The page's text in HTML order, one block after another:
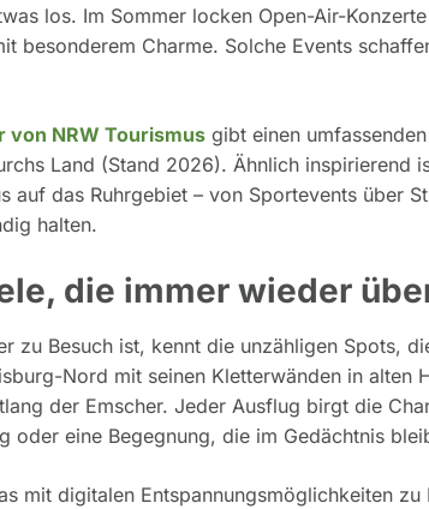
los. Im Sommer locken Open-Air-
besonderem Charme. Solche Events
von NRW Tourismus gibt einen
Land (Stand 2026). Ähnlich inspirierend
auf das Ruhrgebiet – von Sportevents über
halten.
die immer wieder
zu Besuch ist, kennt die unzähligen Spots,
Nord mit seinen Kletterwänden in
der Emscher. Jeder Ausflug birgt die
oder eine Begegnung, die im Gedächtnis
mit digitalen Entspannungsmöglichkeiten